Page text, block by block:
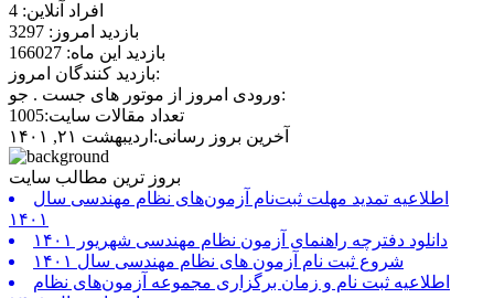
افراد آنلاین: 4
بازدید امروز: 3297
بازدید این ماه: 166027
بازدید کنندگان امروز:
ورودی امروز از موتور های جست . جو:
تعداد مقالات سایت:1005
آخرین بروز رسانی:اردیبهشت ۲۱, ۱۴۰۱
بروز ترین مطالب سایت
اطلاعیه تمدید مهلت ثبت‌نام آزمون‌های نظام مهندسی سال
۱۴۰۱
دانلود دفترچه راهنمای آزمون نظام مهندسی شهریور ۱۴۰۱
شروع ثبت نام آزمون های نظام مهندسی سال ۱۴۰۱
اطلاعیه ثبت نام و زمان برگزاری مجموعه آزمون‌های نظام